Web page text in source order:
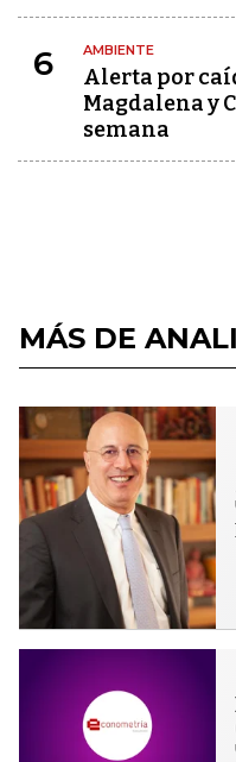
6 AMBIENTE
Alerta por
Magdalena y
semana
MÁS DE